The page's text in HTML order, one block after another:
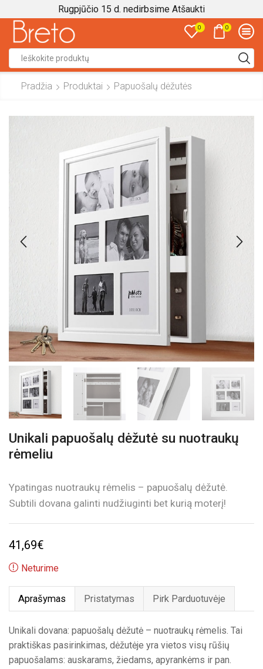
Rugpjūčio 15 d. nedirbsime Atšaukti
0 0
input
Pradžia Produktai Papuošalų dėžutės
Unikali papuošalų dėžutė su nuotraukų
rėmeliu
Ypatingas nuotraukų rėmelis – papuošalų dėžutė.
Subtili dovana galinti nudžiuginti bet kurią moterį!
41,69€
Neturime
Aprašymas Pristatymas Pirk Parduotuvėje
Unikali dovana: papuošalų dėžutė – nuotraukų rėmelis. Tai
praktiškas pasirinkimas, dėžutėje yra vietos visų rūšių
papuošalams: auskarams, žiedams, apyrankėms ir pan.